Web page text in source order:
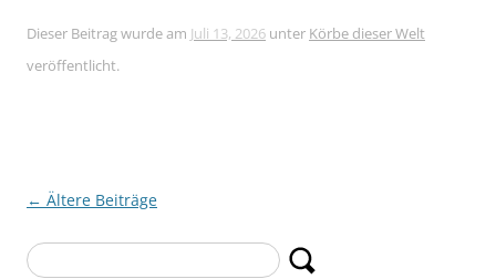
Dieser Beitrag wurde am Juli 13, 2026 unter Körbe dieser Welt
veröffentlicht.
Beitragsnavigation
← Ältere Beiträge
Suchen